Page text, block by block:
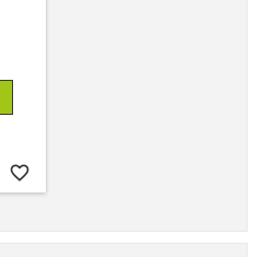
favorite_border